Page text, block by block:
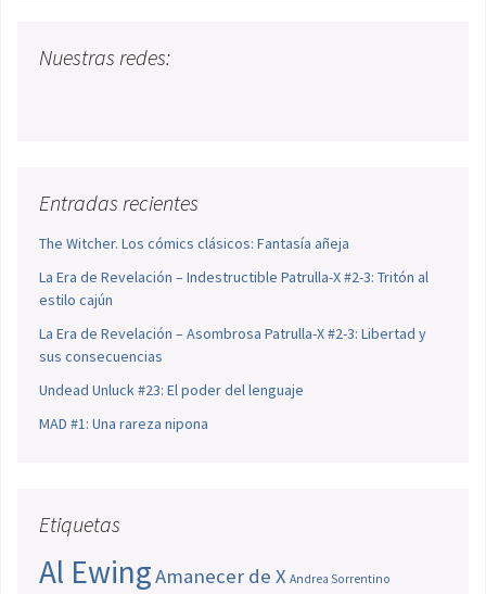
Nuestras redes:
Entradas recientes
The Witcher. Los cómics clásicos: Fantasía añeja
La Era de Revelación – Indestructible Patrulla-X #2-3: Tritón al
estilo cajún
La Era de Revelación – Asombrosa Patrulla-X #2-3: Libertad y
sus consecuencias
Undead Unluck #23: El poder del lenguaje
MAD #1: Una rareza nipona
Etiquetas
Al EwingAmanecer de X Andrea Sorrentino